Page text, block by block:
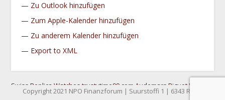
Zu Outlook hinzufügen
Zum Apple-Kalender hinzufügen
Zu anderem Kalender hinzufügen
Export to XML
Swiss Replica Watches trustytime99.com Audemars Piguet Replica
Watches
Copyright 2021 NPO Finanzforum | Suurstoffi 1 | 6343 Rotkreuz